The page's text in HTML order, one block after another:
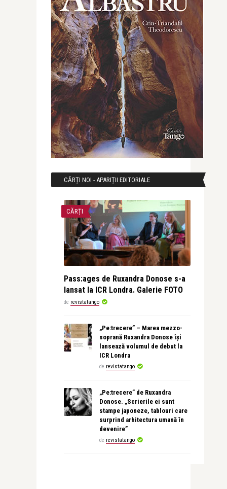
CĂRȚI NOI - APARIȚII EDITORIALE
CĂRȚI
Pass:ages de Ruxandra Donose s-a
lansat la ICR Londra. Galerie FOTO
de revistatango
„Pe:trecere” – Marea mezzo-
soprană Ruxandra Donose își
lansează volumul de debut la
ICR Londra
de revistatango
„Pe:trecere” de Ruxandra
Donose. „Scrierile ei sunt
stampe japoneze, tablouri care
surprind arhitectura umană în
devenire”
de revistatango